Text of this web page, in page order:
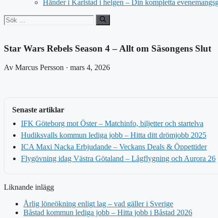
Händer i Karlstad i helgen – Din kompletta
Sök
efter:
Star Wars Rebels Season 4 – Allt om Säsongens Slut
Av Marcus Persson · mars 4, 2026
Senaste artiklar
IFK Göteborg mot Öster – Matchinfo, biljetter och startelva
Hudiksvalls kommun lediga jobb – Hitta ditt drömjobb 2025
ICA Maxi Nacka Erbjudande – Veckans Deals & Öppettider
Flygövning idag Västra Götaland – Lågflygning och Aurora 26
Liknande inlägg
Årlig löneökning enligt lag – vad gäller i Sverige
Båstad kommun lediga jobb – Hitta jobb i Båstad 2026